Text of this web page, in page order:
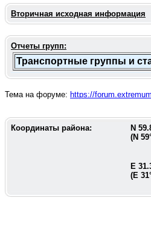
Вторичная исходная информация
Отчеты групп:
Транспортные группы и
Тема на форуме: https://
Координаты района: N
(N
E
(E